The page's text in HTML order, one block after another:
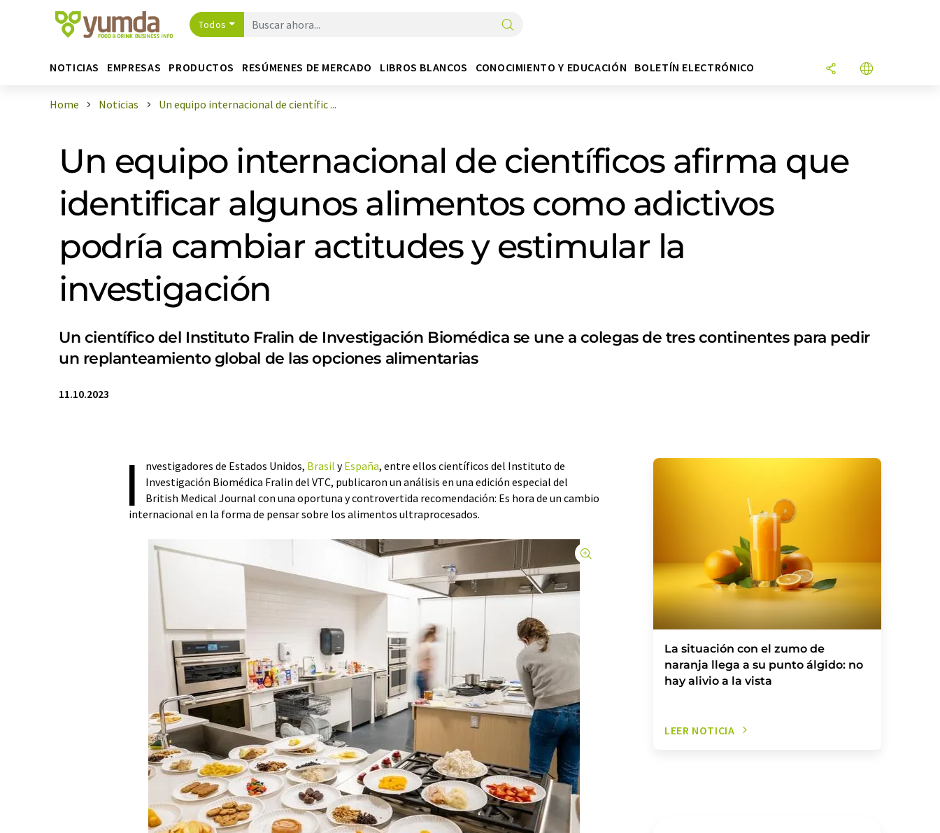
Todos
NOTICIAS EMPRESAS PRODUCTOS RESÚMENES DE MERCADO LIBROS BLANCOS CONOCIMIENTO Y EDUCACIÓN BOLETÍN ELECTRÓNICO
Home Noticias Un equipo internacional de científic ...
Un equipo internacional de científicos afirma que
identificar algunos alimentos como adictivos
podría cambiar actitudes y estimular la
investigación
Un científico del Instituto Fralin de Investigación Biomédica se une a colegas de tres continentes para pedir
un replanteamiento global de las opciones alimentarias
11.10.2023
I nvestigadores de Estados Unidos, Brasil yEspaña, entre ellos científicos del Instituto de
Investigación Biomédica Fralin del VTC, publicaron un análisis en una edición especial del
British Medical Journal con una oportuna y controvertida recomendación: Es hora de un cambio
internacional en la forma de pensar sobre los alimentos ultraprocesados.
La situación con el zumo de
naranja llega a su punto álgido: no
hay alivio a la vista
LEER NOTICIA